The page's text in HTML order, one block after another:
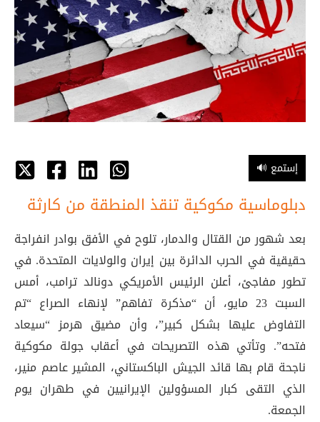
🔊 إستمع
دبلوماسية مكوكية تنقذ المنطقة من كارثة
بعد شهور من القتال والدمار، تلوح في الأفق بوادر انفراجة
حقيقية في الحرب الدائرة بين إيران والولايات المتحدة. في
تطور مفاجئ، أعلن الرئيس الأمريكي دونالد ترامب، أمس
السبت 23 مايو، أن “مذكرة تفاهم” لإنهاء الصراع “تم
التفاوض عليها بشكل كبير”، وأن مضيق هرمز “سيعاد
فتحه”. وتأتي هذه التصريحات في أعقاب جولة مكوكية
ناجحة قام بها قائد الجيش الباكستاني، المشير عاصم منير،
الذي التقى كبار المسؤولين الإيرانيين في طهران يوم
الجمعة.